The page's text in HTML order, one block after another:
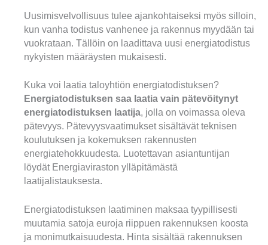
Uusimisvelvollisuus tulee ajankohtaiseksi myös silloin,
kun vanha todistus vanhenee ja rakennus myydään tai
vuokrataan. Tällöin on laadittava uusi energiatodistus
nykyisten määräysten mukaisesti.
Kuka voi laatia taloyhtiön energiatodistuksen?
Energiatodistuksen saa laatia vain pätevöitynyt
energiatodistuksen laatija, jolla on voimassa oleva
pätevyys. Pätevyysvaatimukset sisältävät teknisen
koulutuksen ja kokemuksen rakennusten
energiatehokkuudesta. Luotettavan asiantuntijan
löydät Energiaviraston ylläpitämästä
laatijalistauksesta.
Energiatodistuksen laatiminen maksaa tyypillisesti
muutamia satoja euroja riippuen rakennuksen koosta
ja monimutkaisuudesta. Hinta sisältää rakennuksen